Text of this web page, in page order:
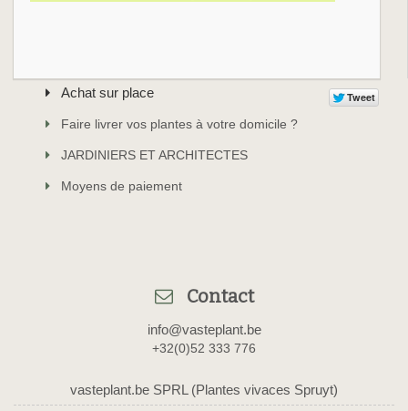
Achat sur place
Faire livrer vos plantes à votre domicile ?
JARDINIERS ET ARCHITECTES
Moyens de paiement
Contact
info@vasteplant.be
+32(0)52 333 776
vasteplant.be SPRL (Plantes vivaces Spruyt)